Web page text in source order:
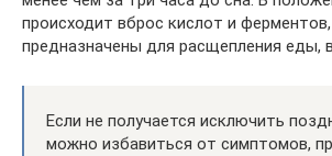
происходит вброс кислот и
предназначены для расщепления еды,
Если не получается исключить
можно избавиться от симптомов,